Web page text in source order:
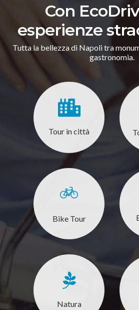
Con
esperienze
Tutta la bellezza di Napoli tra
gastronomia.
Tour in città
Bike Tour
Natura